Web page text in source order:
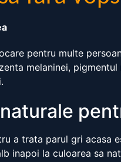
pentru multe
melaninei,
a trata parul gri acasa
inapoi la culoarea sa